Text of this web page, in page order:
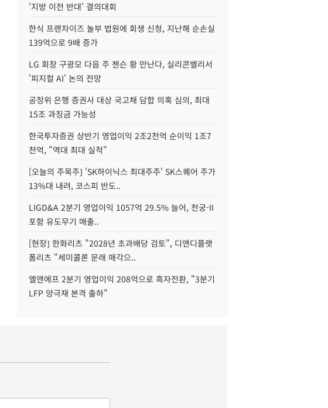
'지방 이전 반대' 결의대회
한식 프랜차이즈 놀부 법원에 회생 신청, 지난해 순손실
139억으로 9배 증가
LG 회장 구광모 다음 주 젠슨 황 만난다, 실리콘밸리서
'피지컬 AI' 논의 전망
공정위 은행 증권사 대상 국고채 담합 의혹 심의, 최대
15조 과징금 가능성
한국투자증권 상반기 영업이익 2조2천억 순이익 1조7
천억, "역대 최대 실적"
[오늘의 주목주] 'SK하이닉스 최대주주' SK스퀘어 주가
13%대 내려, 코스피 반도..
LIGD&A 2분기 영업이익 1057억 29.5% 늘어, 천궁-II
포함 유도무기 매출..
[현장] 한화리츠 "2028년 초과배당 검토", 디앤디플랫
폼리츠 "세미콜론 문래 매각으..
엘앤에프 2분기 영업이익 208억으로 흑자전환, "3분기
LFP 양극재 본격 출하"